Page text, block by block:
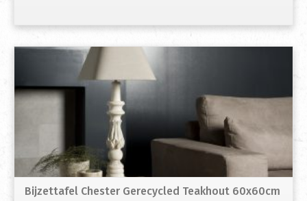
Bijzettafel Chester Gerecycled Teakhout 60x60cm